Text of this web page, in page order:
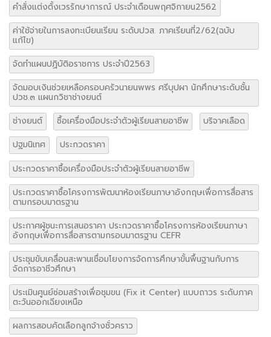
คำสั่งแต่งตั้งเวรรักษาการณ์ ประจำเดือนพฤศจิกายน2562
ค่าใช้จ่ายในการลงทะเบียนเรียน ระดับปวส. ภาคเรียนที่2/62(ฉบับ
แก้ไข)
จัดทำแผนปฏิบัติอราชการ ประจำปี2563
จัดมอบเงินช่วยเหลือครอบครัวนายนพพร ศรีบุปผา นักศึกษาระดับชั้น
ปวช.๓ แผนกวิชาช่างยนต์
ช่างยนต์
ซื้อเครื่องมือประจำตัวผู้เรียนสายอาชีพ
บริจาคเลือด
ปฐมนิเทศ
ประกวดราคา
ประกวดราคาซื้อเครื่องมือประจำตัวผู้เรียนสายอาชีพ
ประกวดราคาซื้อโครงการพัฒนาห้องเรียนภาษาอังกฤษเพื่อการสื่อสาร
ตามกรอบมาตรฐาน
ประกาศผู้ชนะการเสนอราคา ประกวดราคาซื้อโครงการห้องเรียนภาษา
อังกฤษเพื่อการสื่อสารตามกรอบมาตรฐาน CEFR
ประชุมขับเคลื่อนสะพานเชื่อมโยงการจัดการศึกษาขั้นพื้นฐานกับการ
จัดการอาชีวศึกษา
ประเมินศูนย์ซ่อมสร้างเพื่อชุมขน (Fix it Center) แบบถาวร ระดับภาค
ตะวันออกเฉียงเหนือ
ผลการสอบคัดเลือกลูกจ้างชั่วคราว